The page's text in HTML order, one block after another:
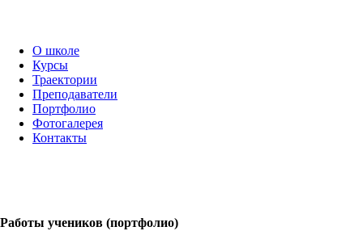
О школе
Курсы
Траектории
Преподаватели
Портфолио
Фотогалерея
Контакты
Работы учеников (портфолио)